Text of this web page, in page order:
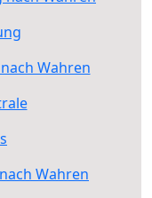
Wahren
Wahren